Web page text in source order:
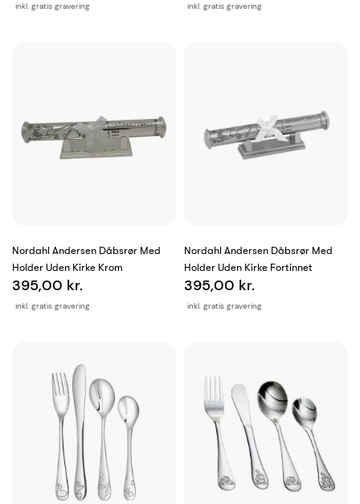
inkl. gratis gravering inkl. gratis gravering
Nordahl Andersen Dåbsrør Med
Holder Uden Kirke Krom
inkl. gratis gravering
395,00 kr.
Nordahl Andersen Dåbsrør Med
Holder Uden Kirke Fortinnet
inkl. gratis gravering
395,00 kr.